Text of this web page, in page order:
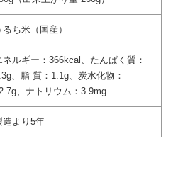
るち米（国産）
ネルギー：366kcal、たんぱく質：
、脂 質：1.1g、炭水化物：
、ナトリウム：3.9mg
造より5年